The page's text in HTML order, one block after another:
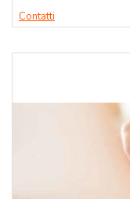
Contatti